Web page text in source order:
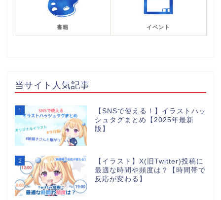
書籍 イベント
当サイト人気記事
1
【SNSで使える！】イラストハッ
シュタグまとめ【2025年最新
版】
2
【イラスト】X(旧Twitter)投稿に
最適な時間や頻度は？【時間帯で
反応が変わる】